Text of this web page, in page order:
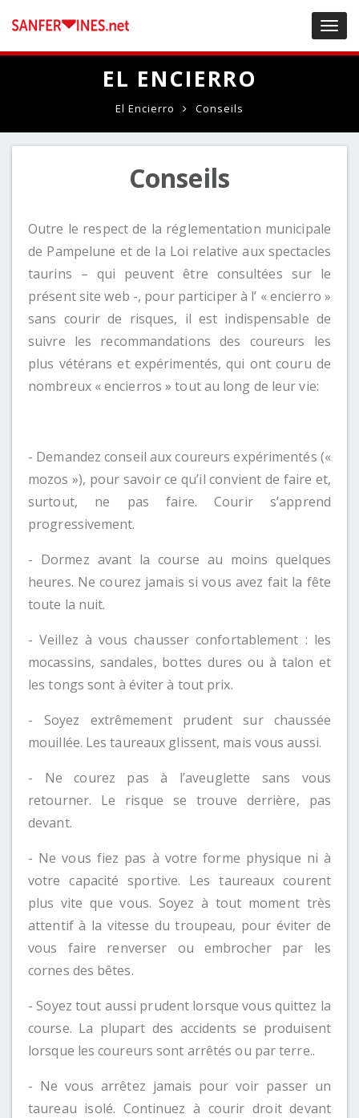
EL ENCIERRO
El Encierro Conseils
Conseils
Outre le respect de la réglementation municipale
de Pampelune et de la Loi relative aux spectacles
taurins – qui peuvent être consultées sur le
présent site web -, pour participer à l’ « encierro »
sans courir de risques, il est indispensable de
suivre les recommandations des coureurs les
plus vétérans et expérimentés, qui ont couru de
nombreux « encierros » tout au long de leur vie:
- Demandez conseil aux coureurs expérimentés («
mozos »), pour savoir ce qu’il convient de faire et,
surtout, ne pas faire. Courir s’apprend
progressivement.
- Dormez avant la course au moins quelques
heures. Ne courez jamais si vous avez fait la fête
toute la nuit.
- Veillez à vous chausser confortablement : les
mocassins, sandales, bottes dures ou à talon et
les tongs sont à éviter à tout prix.
- Soyez extrêmement prudent sur chaussée
mouillée. Les taureaux glissent, mais vous aussi.
- Ne courez pas à l’aveuglette sans vous
retourner. Le risque se trouve derrière, pas
devant.
- Ne vous fiez pas à votre forme physique ni à
votre capacité sportive. Les taureaux courent
plus vite que vous. Soyez à tout moment très
attentif à la vitesse du troupeau, pour éviter de
vous faire renverser ou embrocher par les
cornes des bêtes.
- Soyez tout aussi prudent lorsque vous quittez la
course. La plupart des accidents se produisent
lorsque les coureurs sont arrêtés ou par terre..
- Ne vous arrêtez jamais pour voir passer un
taureau isolé. Continuez à courir droit devant